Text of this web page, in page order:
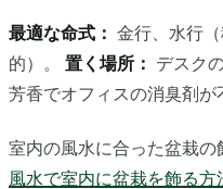
最適な命式： 金行、水行
的）。 置く場所： デスク
芳香でオフィスの消臭剤が
室内の風水に合った盆栽
風水で室内に盆栽を飾る方